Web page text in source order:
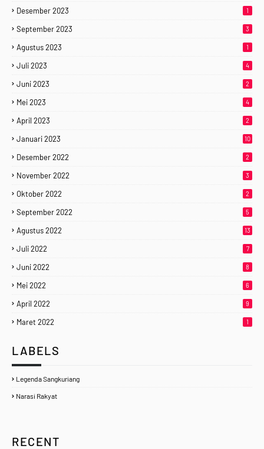
Desember 2023 1
September 2023 3
Agustus 2023 1
Juli 2023 4
Juni 2023 2
Mei 2023 4
April 2023 2
Januari 2023 10
Desember 2022 2
November 2022 3
Oktober 2022 2
September 2022 5
Agustus 2022 13
Juli 2022 7
Juni 2022 8
Mei 2022 6
April 2022 9
Maret 2022 1
LABELS
Legenda Sangkuriang
Narasi Rakyat
RECENT